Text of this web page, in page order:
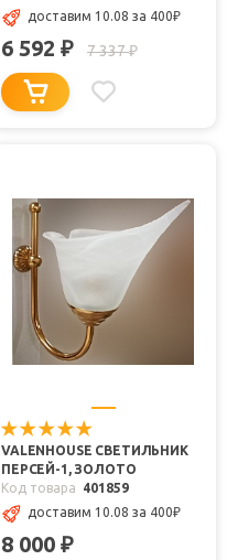
доставим 10.08 за 400₽
6 592 ₽ 7 337₽
VALENHOUSE СВЕТИЛЬНИК
ПЕРСЕЙ-1, ЗОЛОТО
Код товара
401859
доставим 10.08 за 400₽
8 000 ₽